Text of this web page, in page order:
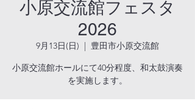
小原交流館フェスタ
2026
9月13日(日)
  |
豊田市小原交流館
小原交流館ホールにて40分程度、和太鼓演奏
を実施します。